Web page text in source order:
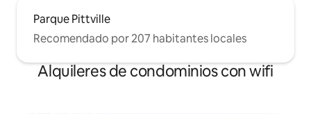
Parque Pittville
Recomendado por 207 habitantes locales
Alquileres de condominios con wifi